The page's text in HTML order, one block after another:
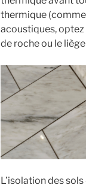
thermique
acoustiques,
de roche ou le
L’isolation des